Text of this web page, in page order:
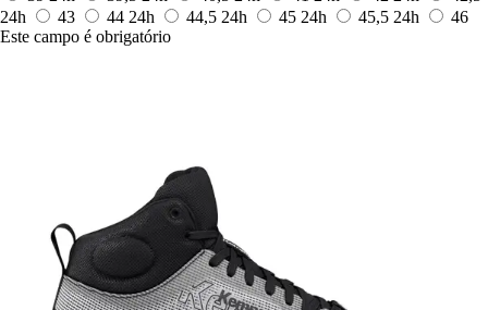
24h
43 44 24h 44,5 24h 45 24h 45,5 24h
46
Este campo é obrigatório